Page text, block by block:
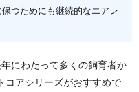
つためにも継続的なエアレ
にわたって多くの飼育者か
コアシリーズがおすすめで